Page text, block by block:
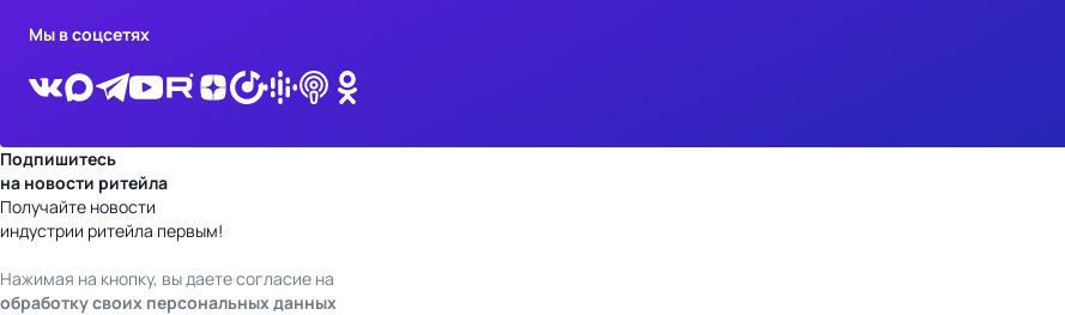
Мы в соцсетях
Подпишитесь
на новости ритейла
Получайте новости
индустрии ритейла первым!
Нажимая на кнопку, вы даете согласие на
обработку своих персональных данных